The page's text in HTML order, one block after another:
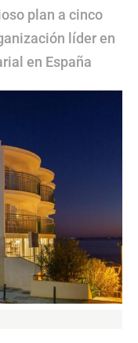
plan a cinco
líder en
en España